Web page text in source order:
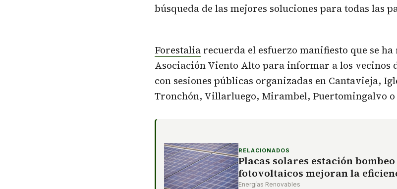
búsqueda de las mejores soluciones para todas las
Forestalia recuerda el esfuerzo manifiesto que se
Asociación Viento Alto para informar a los vecinos
con sesiones públicas organizadas en Cantavieja,
Tronchón, Villarluego, Mirambel, Puertomingalvo o
RELACIONADOS
Placas solares estación
fotovoltaicos mejoran la
Energías Renovables